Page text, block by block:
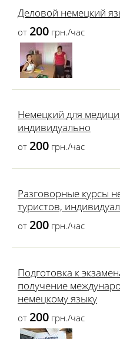
Деловой немецкий
от 200 грн./час
Немецкий для
индивидуально
от 200 грн./час
Разговорные курсы
туристов,
от 200 грн./час
Подготовка к
получение
немецкому языку
от 200 грн./час